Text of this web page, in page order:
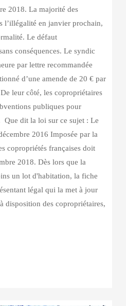
2018. La majorité des
l’illégalité en janvier prochain,
Le défaut
conséquences. Le syndic
par lettre recommandée
d’une amende de 20 € par
leur côté, les copropriétaires
publiques pour
dit la loi sur ce sujet : Le
2016 Imposée par la
copropriétés françaises doit
2018. Dès lors que la
un lot d'habitation, la fiche
légal qui la met à jour
disposition des copropriétaires,